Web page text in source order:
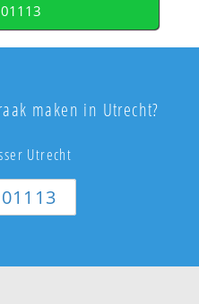
maken in Utrecht?
Utrecht